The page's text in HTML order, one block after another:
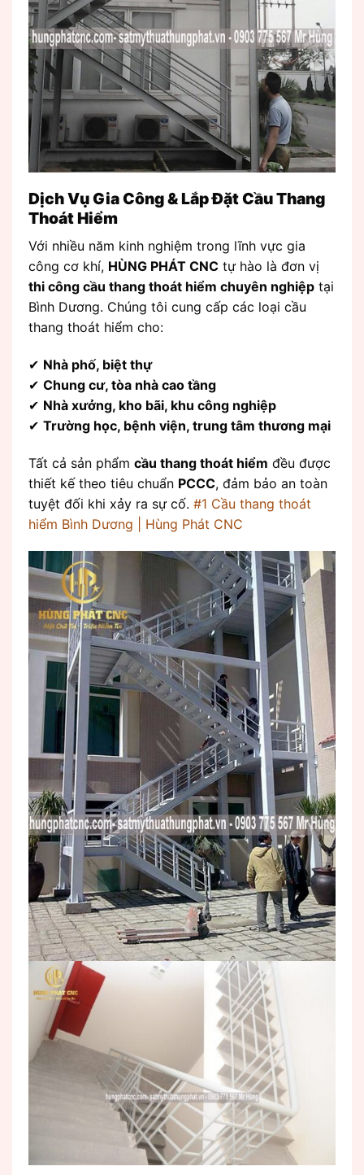
Dịch Vụ Gia Công & Lắp Đặt Cầu Thang
Thoát Hiểm
Với nhiều năm kinh nghiệm trong lĩnh vực gia
công cơ khí, HÙNG PHÁT CNC tự hào là đơn vị
thi công cầu thang thoát hiểm chuyên nghiệp tại
Bình Dương. Chúng tôi cung cấp các loại cầu
thang thoát hiểm cho:
✔ Nhà phố, biệt thự
✔ Chung cư, tòa nhà cao tầng
✔ Nhà xưởng, kho bãi, khu công nghiệp
✔ Trường học, bệnh viện, trung tâm thương mại
Tất cả sản phẩm cầu thang thoát hiểm đều được
thiết kế theo tiêu chuẩn PCCC, đảm bảo an toàn
tuyệt đối khi xảy ra sự cố. #1 Cầu thang thoát
hiểm Bình Dương | Hùng Phát CNC